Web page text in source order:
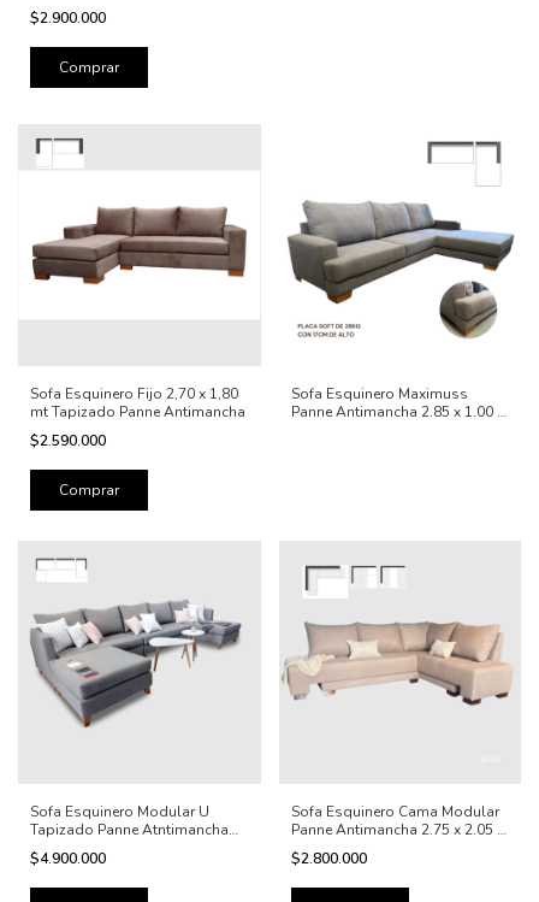
$2.900.000
Sofa Esquinero Fijo 2,70 x 1,80
mt Tapizado Panne Antimancha
$2.590.000
Comprar
Sofa Esquinero Maximuss
Panne Antimancha 2.85 x 1.00 x
Sofa Esquinero Modular U
Tapizado Panne Atntimancha
4.00mt
$4.900.000
Sofa Esquinero Cama Modular
Panne Antimancha 2.75 x 2.05 x
0.85
$2.800.000